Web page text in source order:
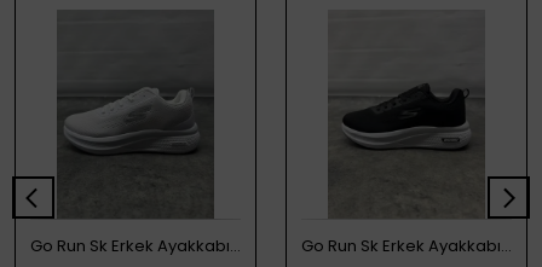
Go Run Sk Erkek Ayakkabı - Beyaz Go Run Sk Erkek Ayakkabı - Siyah